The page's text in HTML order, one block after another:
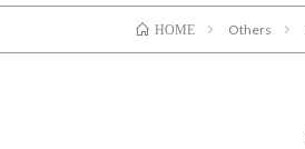
HOME Others